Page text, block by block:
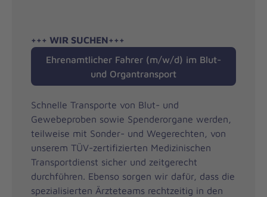
+++ WIR SUCHEN+++
Ehrenamtlicher Fahrer (m/w/d) im Blut-
und Organtransport
Schnelle Transporte von Blut- und
Gewebeproben sowie Spenderorgane werden,
teilweise mit Sonder- und Wegerechten, von
unserem TÜV-zertifizierten Medizinischen
Transportdienst sicher und zeitgerecht
durchführen. Ebenso sorgen wir dafür, dass die
spezialisierten Ärzteteams rechtzeitig in den